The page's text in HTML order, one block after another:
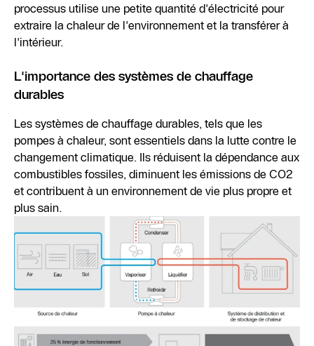
processus utilise une petite quantité d'électricité pour
extraire la chaleur de l'environnement et la transférer à
l'intérieur.
L'importance des systèmes de chauffage
durables
Les systèmes de chauffage durables, tels que les
pompes à chaleur, sont essentiels dans la lutte contre le
changement climatique. Ils réduisent la dépendance aux
combustibles fossiles, diminuent les émissions de CO2
et contribuent à un environnement de vie plus propre et
plus sain.